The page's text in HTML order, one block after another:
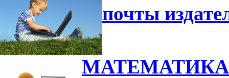
почты